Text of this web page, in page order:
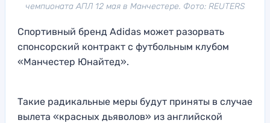
чемпионата АПЛ 12 мая в Манчестере. Фото: REUTERS
Спортивный бренд Adidas может разорвать
спонсорский контракт с футбольным клубом
«Манчестер Юнайтед».
Такие радикальные меры будут приняты в случае
вылета «красных дьяволов» из английской